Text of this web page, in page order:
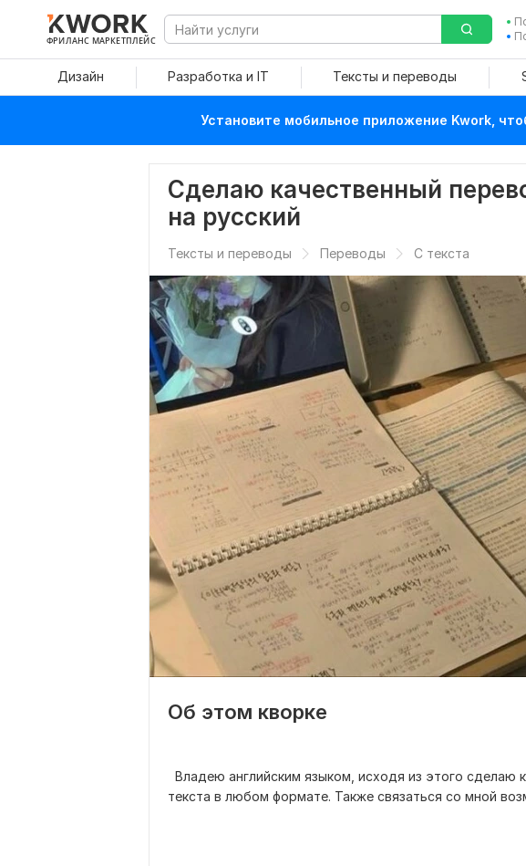
ФРИЛАНС МАРКЕТПЛЕЙС
Дизайн Разработка и IT Тексты и переводы
Установите мобильное приложение Kwork,
Сделаю качественный
на русский
Тексты и переводы Переводы С текста
Об этом кворке
Владею английским языком, исходя из этого сделаю
текста в любом формате. Также связаться со мной